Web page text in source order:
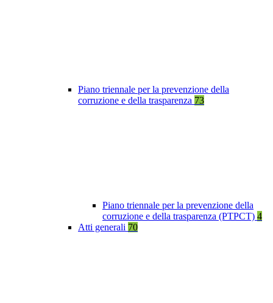
Piano triennale per la prevenzione della
corruzione e della trasparenza 73
Piano triennale per la prevenzione della
corruzione e della trasparenza (PTPCT) 4
Atti generali 70